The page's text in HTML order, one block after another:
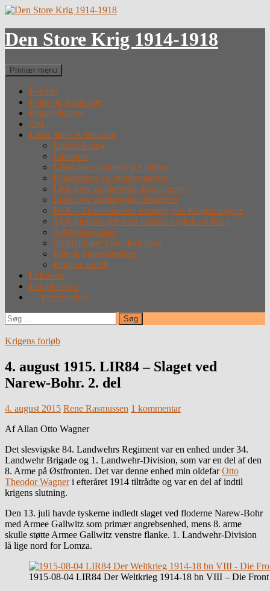
Hop
indhold
Den Store Krig 1914-1918
Søg
Primær menu
Forside
Fotos og Arkivalier
Krigsdeltagere
Om
Lister, links & litteratur
Undervisning
Litteratur
Lister over sønderjyske faldne
Krigergrave og mindesmærker
Liste over sønderjyske krigsfanger
Liste over sønderjyske desertører
DSK – Dansksindede Sønderjyske Krigsdeltagere
Tysk hjemmeside med tabslister (eksternt link)
Alfabetiske lister
Straffefanger i Sønderjylland
Film & videoforedrag
Krigens forløb
Leksikon
Lokalhistorie
Introduction
Søg
efter:
Krigens forløb
4. august 1915. LIR84 – Slaget ved
Narew-Bohr. 2. del
4. august 2015 Rene Rasmussen 1 kommentar
Af Allan Otto Wagner
Det slesvigske 84. Landwehrs Regiment var en enhed under 34.
Landwehr Brigade og 1. Landwehr-Division, som var en del af den
8. Arme på Østfronten. Det var denne enhed min oldefarOtto
Theodor Wagneri efteråret 1914 tiltrådte og var en del af indtil
krigens slutning.
Den 13. juli havde tyskerne indledt slaget ved floderne Narew-Bohr
med Armee Gallwitz som primær angrebsenhed, mens 8. arme
skulle støtte Armee Gallwitz venstre flanke. 1. Landwehr-Division
lå lige nord for Lomza.
1915-08-04 LIR84 Der Weltkrieg 1914-18 bn VIII – Die